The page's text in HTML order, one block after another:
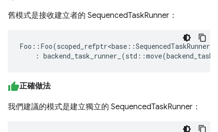
舊模式是接收建立者的 SequencedTaskRunner：
Foo :: Foo(scoped_refptr<base ::SequencedTaskRunner
: backend_task_runner_ (std ::move(
正確做法
我們建議的模式是建立獨立的 SequencedTaskRunner：